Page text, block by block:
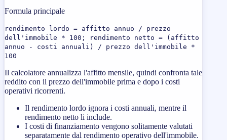
Formula principale
rendimento lordo = affitto annuo / prezzo
dell'immobile * 100; rendimento netto = (affitto
annuo - costi annuali) / prezzo dell'immobile *
100
Il calcolatore annualizza l'affitto mensile, quindi confronta tale
reddito con il prezzo dell'immobile prima e dopo i costi
operativi ricorrenti.
Il rendimento lordo ignora i costi annuali, mentre il
rendimento netto li include.
I costi di finanziamento vengono solitamente valutati
separatamente dal rendimento operativo dell'immobile.